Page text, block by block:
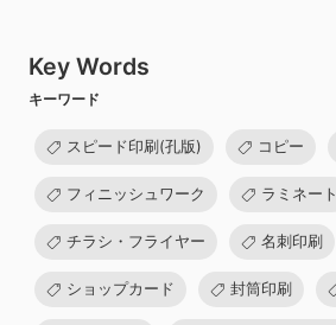
Key Words
キーワード
スピード印刷(孔版) コピー
フィニッシュワーク ラミネート
チラシ・フライヤー 名刺印刷
ショップカード 封筒印刷